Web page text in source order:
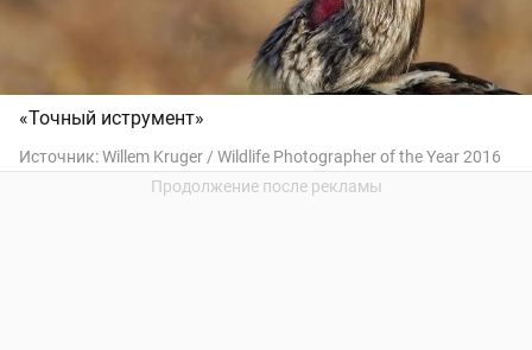
«Точный иструмент»
Источник:Willem Kruger / Wildlife Photographer of the Year 2016